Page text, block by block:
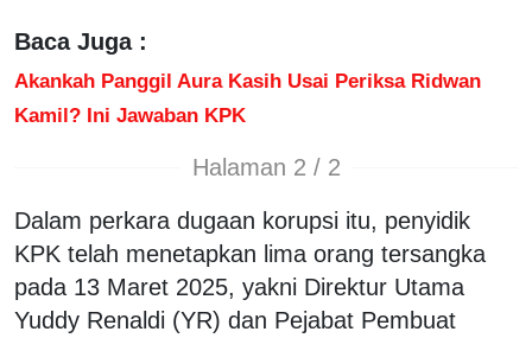
Baca Juga :
Akankah Panggil Aura Kasih Usai Periksa Ridwan
Kamil? Ini Jawaban KPK
Halaman 2 / 2
Dalam perkara dugaan korupsi itu, penyidik
KPK telah menetapkan lima orang tersangka
pada 13 Maret 2025, yakni Direktur Utama
Yuddy Renaldi (YR) dan Pejabat Pembuat